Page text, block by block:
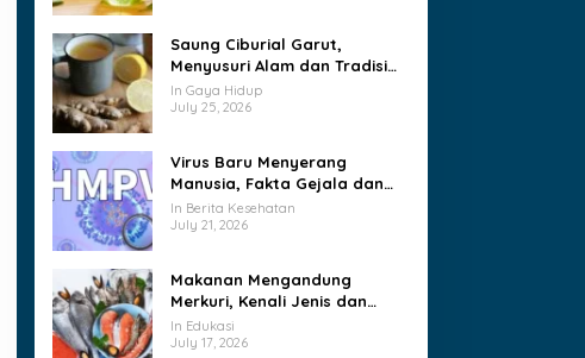
Saung Ciburial Garut,
Menyusuri Alam dan Tradisi
dalam Satu Perjalanan
In Gaya Hidup
July 25, 2026
Virus Baru Menyerang
Manusia, Fakta Gejala dan
Jalur Penularannya
In Berita Kesehatan
July 21, 2026
Makanan Mengandung
Merkuri, Kenali Jenis dan
Batas Konsumsinya
In Edukasi
July 17, 2026